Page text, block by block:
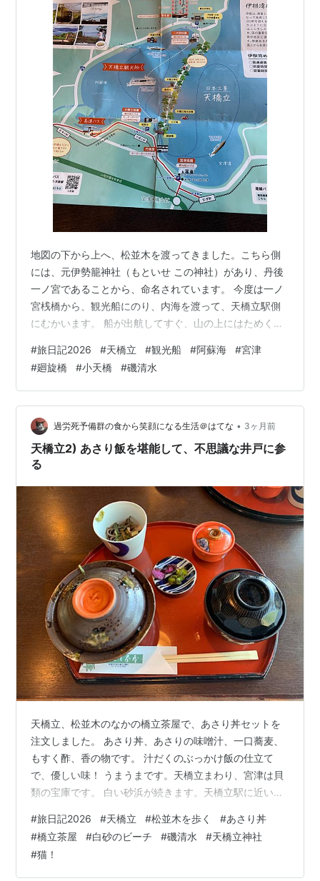
地図の下から上へ、松並木を渡ってきました。こちら側
には、元伊勢籠神社（もといせ この神社）があり、丹後
一ノ宮であることから、命名されています。 今度は一ノ
宮桟橋から、観光船にのり、内海を渡って、天橋立駅側
にむかいます。 船が出航してすぐ、山の上にはためく鯉
定にて、これは、翌日のお楽しみです。 穏やかな阿蘇海
に、１本の道の様にみえる、天橋立。 あ、鳥居がみえ
る！ これは天橋立神社、磯清水井戸がある場所の、内海
からの鳥居です。美しい守りの鳥居。 阿蘇海から、大天
橋を経て、臨む外海。天橋立は壁ではなく、水の行き来
があるのが、分かります。 天橋立駅側で…
#旅日記2026 #天橋立 #観光船 #阿蘇海 #宮津
#廻旋橋 #小天橋 #磯清水
過労死予備群の食から笑顔になる生活＠はてな • 3ヶ月前
天橋立2) あさり飯を堪能して、不思議な井戸に参
る
天橋立、松並木のなかの橋立茶屋で、あさり丼セットを
注文しました。 あさり丼、あさりの味噌汁、一口蕎麦、
もすく酢、香の物です。 汁だくのぶっかけ飯の仕立て
で、優しい味！ うまうまです。天橋立まわり、宮津は貝
類の宝庫です。 白い砂浜が続きます。天橋立駅に近い、
美しい！外海の煌めく波。内海側の凪は穏やかです。 砂
州の中程に、天橋立神社がありました。そこに井戸があ
ります。『磯清水』と呼ばれ、海の中の砂洲にあるの
に、真水が湧き出ている不思議さ！ 日本百名水の一つに
#旅日記2026 #天橋立 #松並木を歩く #あさり丼
#橋立茶屋 #白砂のビーチ #磯清水 #天橋立神社
#猫！